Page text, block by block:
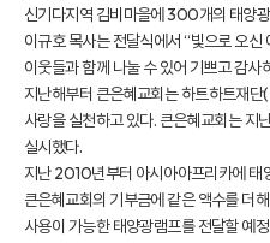
신기다지역 김비마을에 300개의 태양
이규호 목사는 전달식에서 “빛으로 오
이웃들과 함께 나눌 수 있어 기쁘고 감사
지난해부터 큰은혜교회는 하트하트재
사랑을 실천하고 있다. 큰은혜교회는 지
실시했다.
지난 2010년부터 아시아·아프리카에
큰은혜교회의 기부금에 같은 액수를 더
사용이 가능한 태양광램프를 전달할 예